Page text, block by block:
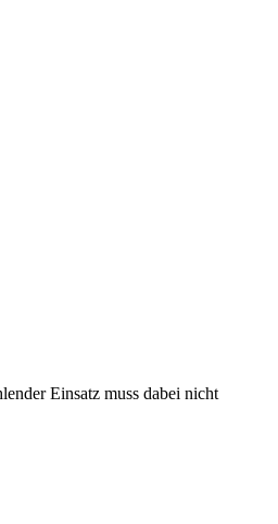
Einsatz muss dabei nicht